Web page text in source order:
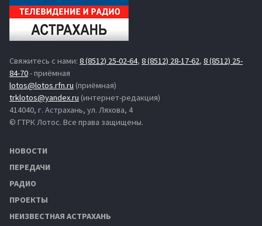
Свяжитесь с нами: 8 (8512) 25-02-64, 8 (8512) 28-17-62, 8 (8512) 25-
84-70- приёмная
lotos@lotos.rfn.ru (приёмная)
trklotos@yandex.ru (интернет-редакция)
414040, г. Астрахань, ул. Ляхова, 4
© ГТРК Лотос. Все права защищены.
НОВОСТИ
ПЕРЕДАЧИ
РАДИО
ПРОЕКТЫ
НЕИЗВЕСТНАЯ АСТРАХАНЬ